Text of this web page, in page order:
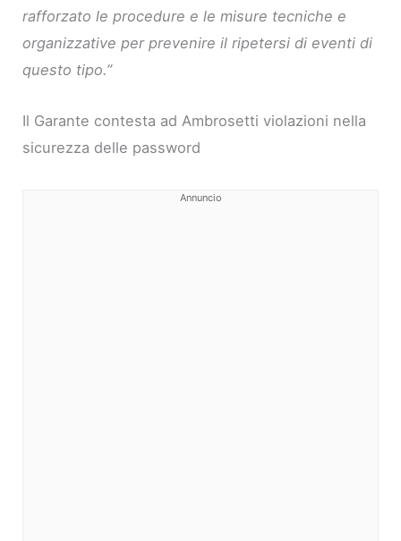
rafforzato le procedure e le misure tecniche e
organizzative per prevenire il ripetersi di eventi di
questo tipo.”
Il Garante contesta ad Ambrosetti violazioni nella
sicurezza delle password
Annuncio